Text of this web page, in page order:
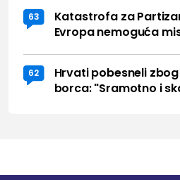
63
Katastrofa za
Evropa nemoguća
62
Hrvati pobesneli
borca: "Sramotno i